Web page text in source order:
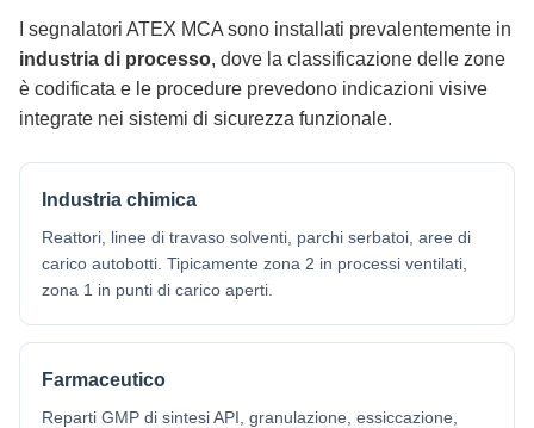
I segnalatori ATEX MCA sono installati prevalentemente in
industria di processo, dove la classificazione delle zone
è codificata e le procedure prevedono indicazioni visive
integrate nei sistemi di sicurezza funzionale.
Industria chimica
Reattori, linee di travaso solventi, parchi serbatoi, aree di
carico autobotti. Tipicamente zona 2 in processi ventilati,
zona 1 in punti di carico aperti.
Farmaceutico
Reparti GMP di sintesi API, granulazione, essiccazione,